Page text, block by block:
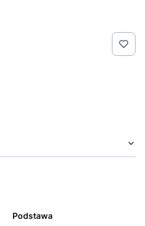
Podstawa